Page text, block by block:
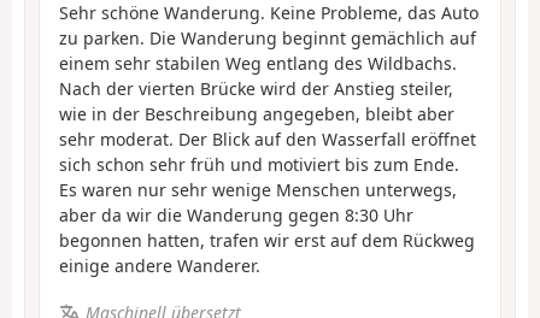
Sehr schöne Wanderung. Keine Probleme, das Auto
zu parken. Die Wanderung beginnt gemächlich auf
einem sehr stabilen Weg entlang des Wildbachs.
Nach der vierten Brücke wird der Anstieg steiler,
wie in der Beschreibung angegeben, bleibt aber
sehr moderat. Der Blick auf den Wasserfall eröffnet
sich schon sehr früh und motiviert bis zum Ende.
Es waren nur sehr wenige Menschen unterwegs,
aber da wir die Wanderung gegen 8:30 Uhr
begonnen hatten, trafen wir erst auf dem Rückweg
einige andere Wanderer.
Maschinell übersetzt